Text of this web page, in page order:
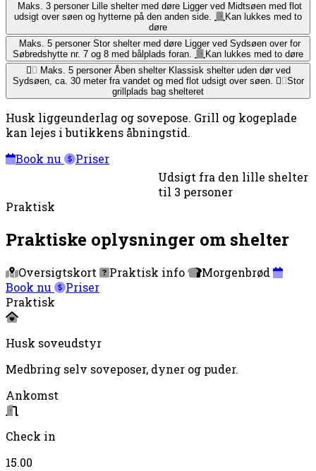
Maks. 3 personer Lille shelter med døre Ligger ved Midtsøen med flot
udsigt over søen og hytterne på den anden side.
Kan lukkes med to
døre
Maks. 5 personer Stor shelter med døre Ligger ved Sydsøen over for
Søbredshytte nr. 7 og 8 med bålplads foran.
Kan lukkes med to døre
Maks. 5 personer Åben shelter Klassisk shelter uden dør ved
Sydsøen, ca. 30 meter fra vandet og med flot udsigt over søen.
Stor
grillplads bag shelteret
Husk liggeunderlag og sovepose. Grill og kogeplade
kan lejes i butikkens åbningstid.
Book nu
Priser
Udsigt fra den lille shelter
til 3 personer
Praktisk
Praktiske oplysninger om shelter
Oversigtskort Praktisk info
Morgenbrød
Book nu
Priser
Praktisk
Husk soveudstyr
Medbring selv soveposer, dyner og puder.
Ankomst
Check in
15.00